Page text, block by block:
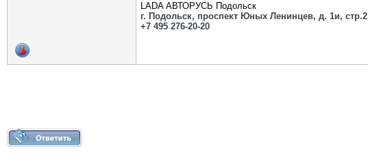
LADA АВТОРУСЬ Подольск
г. Подольск, проспект Юных Ленинцев, д. 1и, стр.2
+7 495 276-20-20